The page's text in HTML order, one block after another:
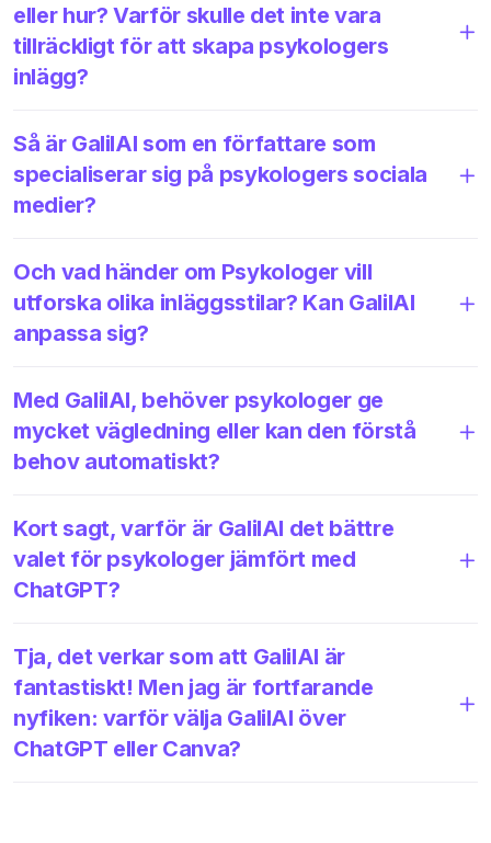
eller hur? Varför skulle det inte vara
tillräckligt för att skapa psykologers
inlägg?
Så är GalilAI som en författare som
specialiserar sig på psykologers sociala
medier?
Och vad händer om Psykologer vill
utforska olika inläggsstilar? Kan GalilAI
anpassa sig?
Med GalilAI, behöver psykologer ge
mycket vägledning eller kan den förstå
behov automatiskt?
Kort sagt, varför är GalilAI det bättre
valet för psykologer jämfört med
ChatGPT?
Tja, det verkar som att GalilAI är
fantastiskt! Men jag är fortfarande
nyfiken: varför välja GalilAI över
ChatGPT eller Canva?